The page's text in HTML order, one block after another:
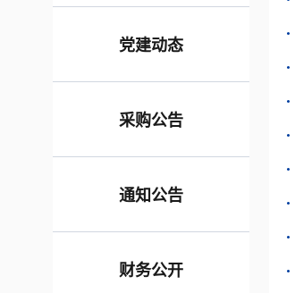
党建动态
采购公告
通知公告
财务公开